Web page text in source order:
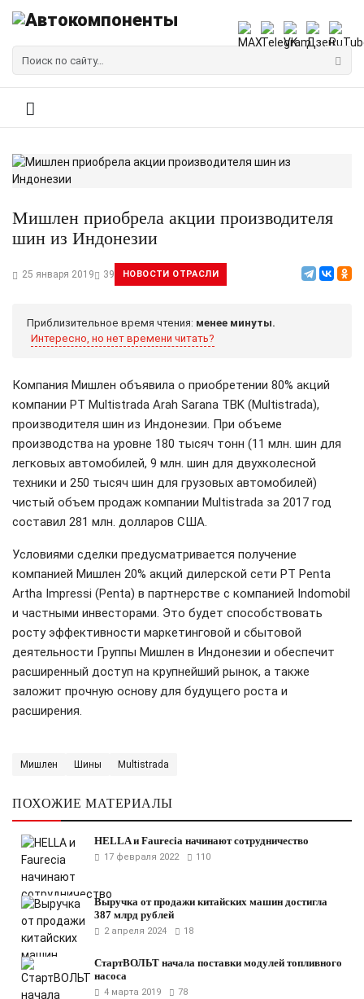
Мишлен приобрела акции производителя
шин из Индонезии
25 января 2019 39 НОВОСТИ ОТРАСЛИ
Приблизительное время чтения: менее минуты.
Интересно, но нет времени читать?
Компания Мишлен объявила о приобретении 80% акций
компании PT Multistrada Arah Sarana TBK (Multistrada),
производителя шин из Индонезии. При объеме
производства на уровне 180 тысяч тонн (11 млн. шин для
легковых автомобилей, 9 млн. шин для двухколесной
техники и 250 тысяч шин для грузовых автомобилей)
чистый объем продаж компании Multistrada за 2017 год
составил 281 млн. долларов США.
Условиями сделки предусматривается получение
компанией Мишлен 20% акций дилерской сети PT Penta
Artha Impressi (Penta) в партнерстве с компанией Indomobil
и частными инвесторами. Это будет способствовать
росту эффективности маркетинговой и сбытовой
деятельности Группы Мишлен в Индонезии и обеспечит
расширенный доступ на крупнейший рынок, а также
заложит прочную основу для будущего роста и
расширения.
Мишлен Шины Multistrada
ПОХОЖИЕ МАТЕРИАЛЫ
HELLA и Faurecia начинают сотрудничество
17 февраля 2022 110
Выручка от продажи китайских машин достигла
387 млрд рублей
2 апреля 2024 18
СтартВОЛЬТ начала поставки модулей топливного
насоса
4 марта 2019 78